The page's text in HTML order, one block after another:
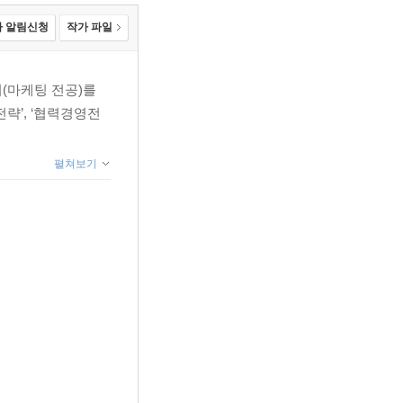
알림신청 작가 파일
마케팅 전공)를
’, ‘협력경영전
펼쳐보기